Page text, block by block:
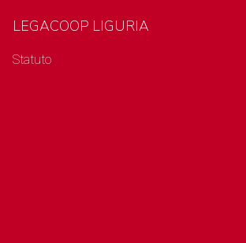
LEGACOOP LIGURIA
Statuto